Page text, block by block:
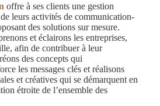
offre à ses clients une gestion
leurs activités de communication-
des solutions sur mesure.
et éclairons les entreprises,
afin de contribuer à leur
des concepts qui
les messages clés et réalisons
et créatives qui se démarquent en
étroite de l’ensemble des